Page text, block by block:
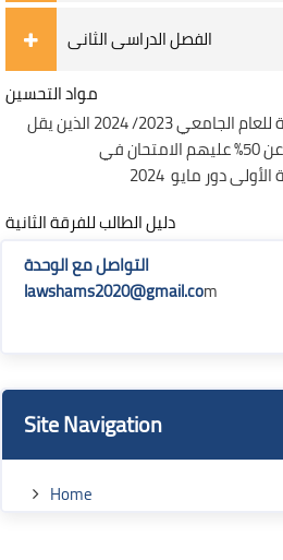
الفصل الدراسى الثانى
مواد التحسين
للطلاب المقيدين بالفرقة الثانية للعام الجامعي 2023/ 2024 الذين يقل
مجموعهم في الفرقة الأولى عن 50% عليهم الامتحان في
دور مايو 2024
دليل الطالب للفرقة الثانية
Blocks
Blocks
التواصل مع الوحدة
lawshams2020@gmail.com
Skip Site Navigation
Site Navigation
Home